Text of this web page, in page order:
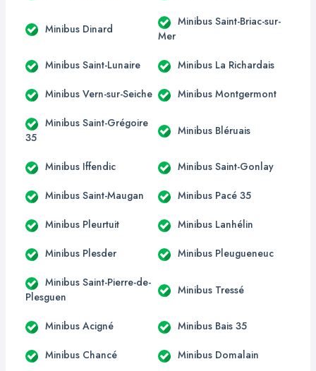
Minibus Dinard
Minibus Saint-Briac-sur-
Mer
Minibus Saint-Lunaire Minibus La Richardais
Minibus Vern-sur-Seiche Minibus Montgermont
Minibus Saint-Grégoire
35
Minibus Bléruais
Minibus Iffendic Minibus Saint-Gonlay
Minibus Saint-Maugan Minibus Pacé 35
Minibus Pleurtuit Minibus Lanhélin
Minibus Plesder Minibus Pleugueneuc
Minibus Saint-Pierre-de-
Plesguen
Minibus Tressé
Minibus Acigné Minibus Bais 35
Minibus Chancé Minibus Domalain